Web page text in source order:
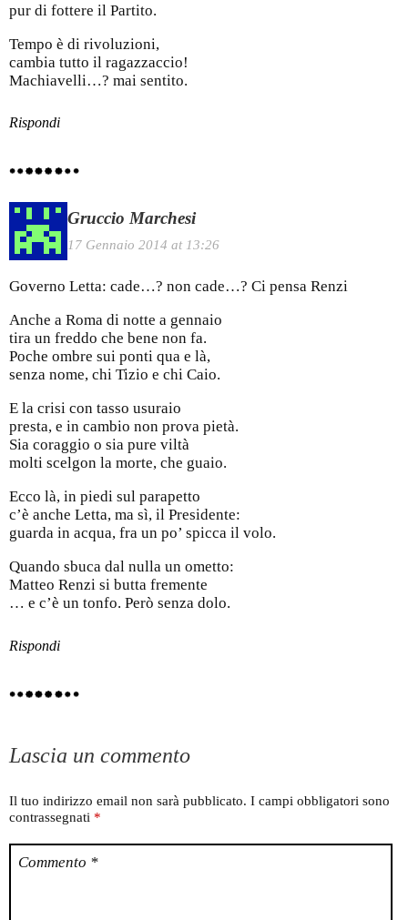
pur di fottere il Partito.
Tempo è di rivoluzioni,
cambia tutto il ragazzaccio!
Machiavelli…? mai sentito.
Rispondi
Gruccio Marchesi
17 Gennaio 2014 at 13:26
Governo Letta: cade…? non cade…? Ci pensa Renzi
Anche a Roma di notte a gennaio
tira un freddo che bene non fa.
Poche ombre sui ponti qua e là,
senza nome, chi Tizio e chi Caio.
E la crisi con tasso usuraio
presta, e in cambio non prova pietà.
Sia coraggio o sia pure viltà
molti scelgon la morte, che guaio.
Ecco là, in piedi sul parapetto
c’è anche Letta, ma sì, il Presidente:
guarda in acqua, fra un po’ spicca il volo.
Quando sbuca dal nulla un ometto:
Matteo Renzi si butta fremente
… e c’è un tonfo. Però senza dolo.
Rispondi
Lascia un commento
Il tuo indirizzo email non sarà pubblicato. I campi obbligatori sono
contrassegnati *
Commento *